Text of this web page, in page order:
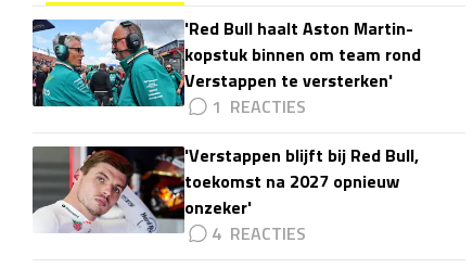
'Red Bull haalt Aston Martin-
kopstuk binnen om team rond
Verstappen te versterken'
1
'Verstappen blijft bij Red Bull,
toekomst na 2027 opnieuw
onzeker'
4